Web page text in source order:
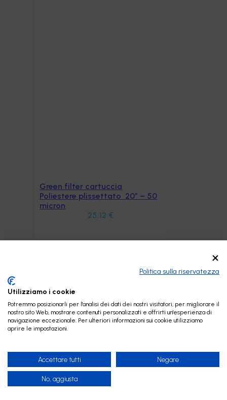
Aggiungi al carrello
Green filter cartuccia
Poliestere plissettato 20″ – 50
micron
25,12 €
Politica sulla riservatezza
Utilizziamo i cookie
Potremmo posizionarli per l'analisi dei dati dei nostri visitatori, per migliorare il
nostro sito Web, mostrare contenuti personalizzati e offrirti un'esperienza di
navigazione eccezionale. Per ulteriori informazioni sui cookie utilizziamo
aprire le impostazioni.
Accettare tutti Negare
No, aggiusta